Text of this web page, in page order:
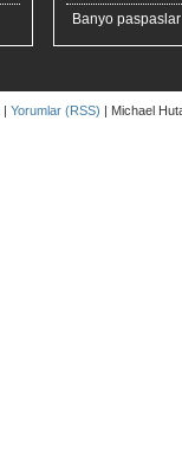
Banyo
| Yorumlar (RSS) | Michael